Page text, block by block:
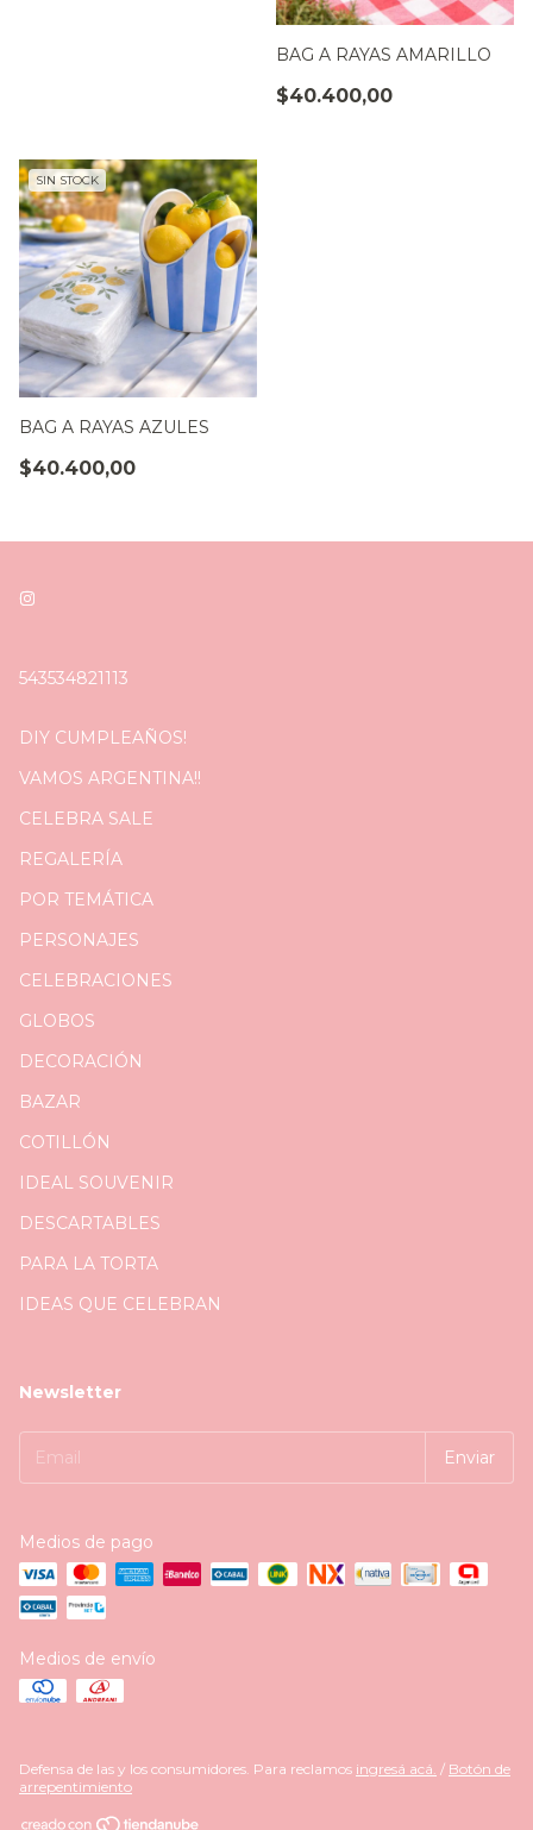
BAG A RAYAS AMARILLO
$40.400,00
SIN STOCK
BAG A RAYAS AZULES
$40.400,00
543534821113
DIY CUMPLEAÑOS!
VAMOS ARGENTINA!!
CELEBRA SALE
REGALERÍA
POR TEMÁTICA
PERSONAJES
CELEBRACIONES
GLOBOS
DECORACIÓN
BAZAR
COTILLÓN
IDEAL SOUVENIR
DESCARTABLES
PARA LA TORTA
IDEAS QUE CELEBRAN
Newsletter
Medios de pago
Medios de envío
Defensa de las y los consumidores. Para reclamos ingresá acá. / Botón de
arrepentimiento